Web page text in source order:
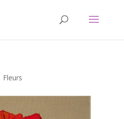
Fleurs